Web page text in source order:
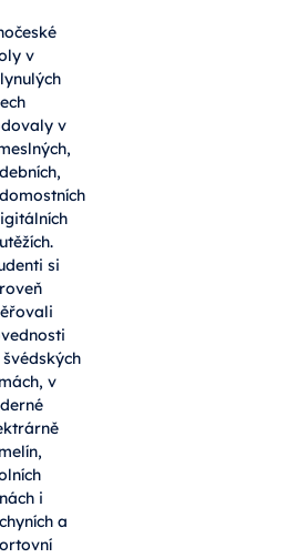
v
v
si
švédských
v
i
a